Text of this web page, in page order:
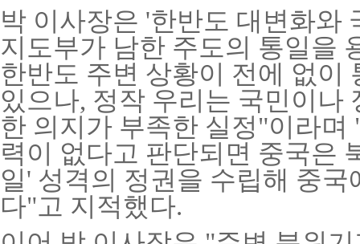
박 이사장은 '한반도 대변화와
지도부가 남한 주도의 통일을
한반도 주변 상황이 전에 없이
있으나, 정작 우리는 국민이나
한 의지가 부족한 실정"이라
력이 없다고 판단되면 중국은
일' 성격의 정권을 수립해 중
다"고 지적했다.